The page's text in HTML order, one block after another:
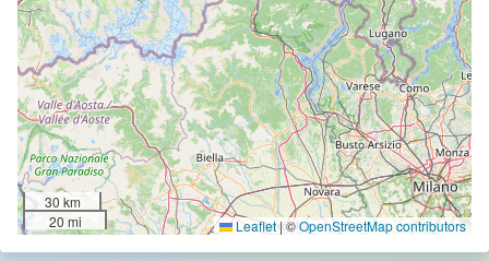
30 km
20 mi
Leaflet|©OpenStreetMap contributors